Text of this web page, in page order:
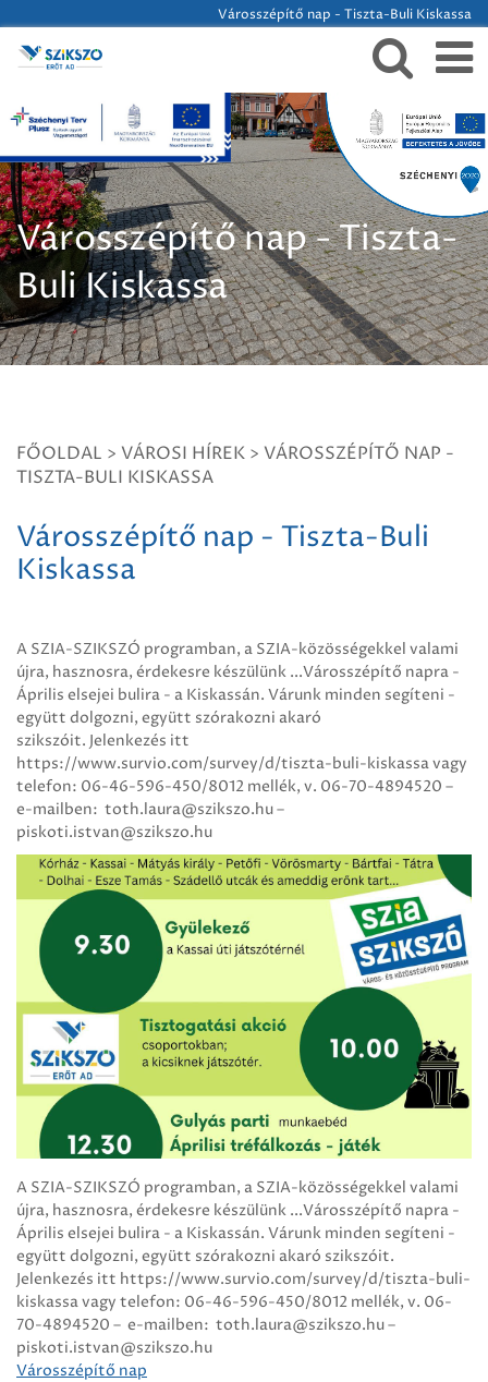
Városszépítő nap - Tiszta-Buli Kiskassa
Városszépítő nap - Tiszta-
Buli Kiskassa
FŐOLDAL > VÁROSI HÍREK > VÁROSSZÉPÍTŐ NAP -
TISZTA-BULI KISKASSA
Városszépítő nap - Tiszta-Buli
Kiskassa
A SZIA-SZIKSZÓ programban, a SZIA-közösségekkel valami
újra, hasznosra, érdekesre készülünk ...Városszépítő napra -
Április elsejei bulira - a Kiskassán. Várunk minden segíteni -
együtt dolgozni, együtt szórakozni akaró
szikszóit. Jelenkezés itt
https://www.survio.com/survey/d/tiszta-buli-kiskassa vagy
telefon: 06-46-596-450/8012 mellék, v. 06-70-4894520 –
e-mailben: toth.laura@szikszo.hu –
piskoti.istvan@szikszo.hu
A SZIA-SZIKSZÓ programban, a SZIA-közösségekkel valami
újra, hasznosra, érdekesre készülünk ...Városszépítő napra -
Április elsejei bulira - a Kiskassán. Várunk minden segíteni -
együtt dolgozni, együtt szórakozni akaró szikszóit.
Jelenkezés itt https://www.survio.com/survey/d/tiszta-buli-
kiskassa vagy telefon: 06-46-596-450/8012 mellék, v. 06-
70-4894520 – e-mailben: toth.laura@szikszo.hu –
piskoti.istvan@szikszo.hu
Városszépítő nap